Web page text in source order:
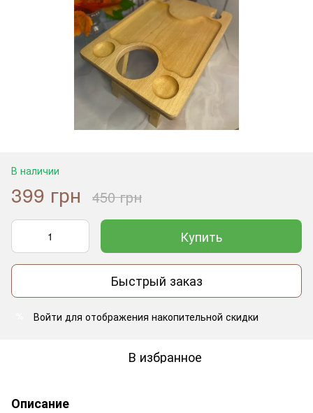
В наличии
399 грн 450 грн
Купить
Быстрый заказ
Войти для отображения накопительной скидки
В избранное
Описание